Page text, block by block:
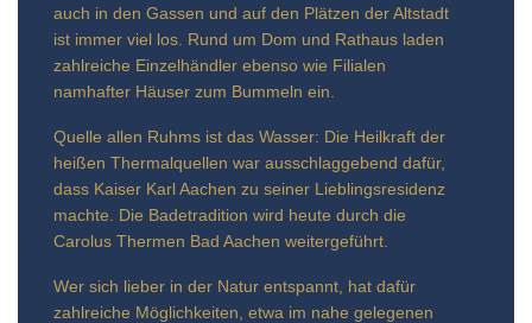
auch in den Gassen und auf den Plätzen der Altstadt
ist immer viel los. Rund um Dom und Rathaus laden
zahlreiche Einzelhändler ebenso wie Filialen
namhafter Häuser zum Bummeln ein.
Quelle allen Ruhms ist das Wasser: Die Heilkraft der
heißen Thermalquellen war ausschlaggebend dafür,
dass Kaiser Karl Aachen zu seiner Lieblingsresidenz
machte. Die Badetradition wird heute durch die
Carolus Thermen Bad Aachen weitergeführt.
Wer sich lieber in der Natur entspannt, hat dafür
zahlreiche Möglichkeiten, etwa im nahe gelegenen